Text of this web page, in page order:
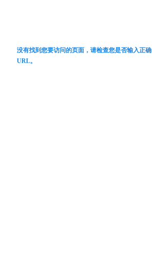
没有找到您要访问的页面，请检查您是否输入正确
URL。